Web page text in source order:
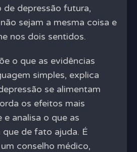
de depressão futura,
sejam a mesma coisa e
nos dois sentidos.
o que as evidências
simples, explica
se alimentam
os efeitos mais
e analisa o que as
que de fato ajuda. É
conselho médico,